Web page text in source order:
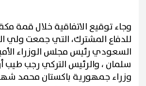
وجاء توقيع الاتفاقية خلال قمة
للدفاع المشترك، التي جمعت ولي
السعودي رئيس مجلس الوزراء
سلمان ، والرئيس التركي رجب طيب
وزراء جمهورية باكستان محمد